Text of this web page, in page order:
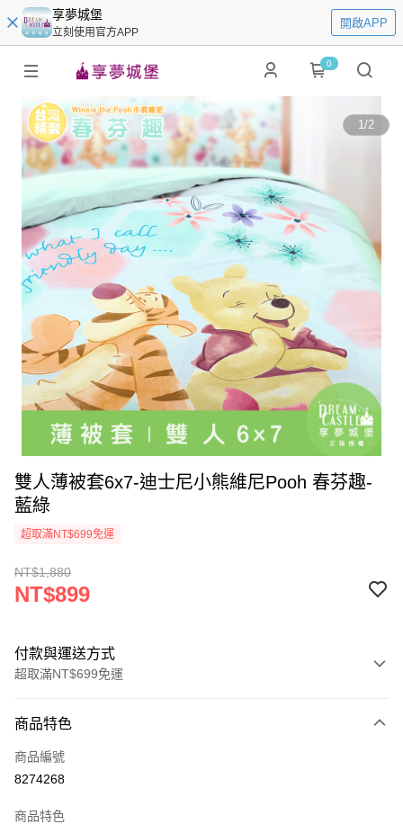
享夢城堡
立刻使用官方APP
開啟APP
0
1/2
雙人薄被套6x7-迪士尼小熊維尼Pooh 春芬趣-
藍綠
超取滿NT$699免運
NT$1,880
NT$899
付款與運送方式
超取滿NT$699免運
信用卡一次付款
超商取貨付款
商品特色
商品編號
8274268
商品特色